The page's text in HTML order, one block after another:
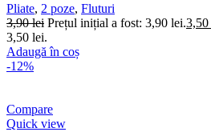
Pliate, 2 poze, Fluturi
3,90lei Prețul inițial a fost: 3,90 lei.3,50
3,50 lei.
Adaugă în coș
-12%
Compare
Quick view